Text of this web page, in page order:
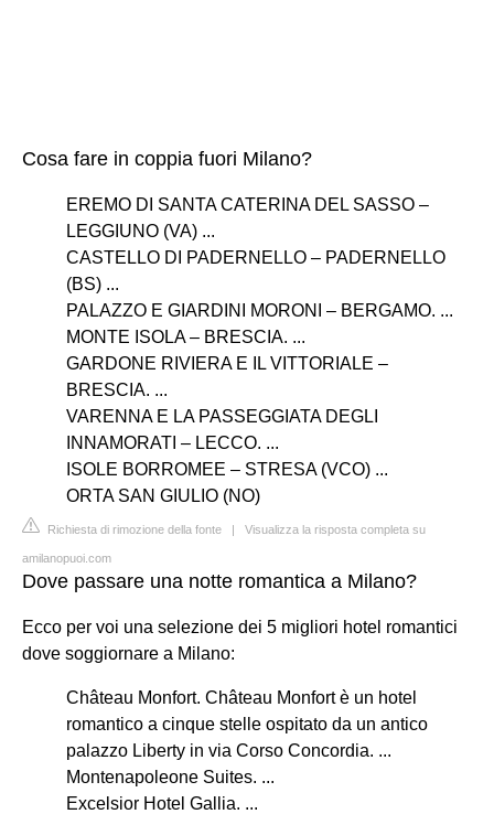
Cosa fare in coppia fuori Milano?
EREMO DI SANTA CATERINA DEL SASSO –
LEGGIUNO (VA) ...
CASTELLO DI PADERNELLO – PADERNELLO
(BS) ...
PALAZZO E GIARDINI MORONI – BERGAMO. ...
MONTE ISOLA – BRESCIA. ...
GARDONE RIVIERA E IL VITTORIALE –
BRESCIA. ...
VARENNA E LA PASSEGGIATA DEGLI
INNAMORATI – LECCO. ...
ISOLE BORROMEE – STRESA (VCO) ...
ORTA SAN GIULIO (NO)
Richiesta di rimozione della fonte | Visualizza la risposta completa su
amilanopuoi.com
Dove passare una notte romantica a Milano?
Ecco per voi una selezione dei 5 migliori hotel romantici
dove soggiornare a Milano:
Château Monfort. Château Monfort è un hotel
romantico a cinque stelle ospitato da un antico
palazzo Liberty in via Corso Concordia. ...
Montenapoleone Suites. ...
Excelsior Hotel Gallia. ...